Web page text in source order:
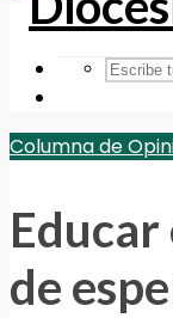
Columna de
de